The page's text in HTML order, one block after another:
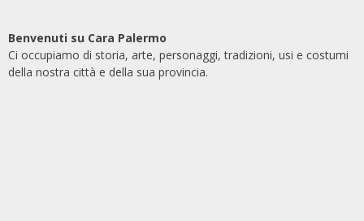
Benvenuti su Cara Palermo
Ci occupiamo di storia, arte, personaggi, tradizioni, usi e costumi
della nostra città e della sua provincia.